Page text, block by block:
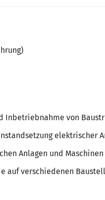
Inbetriebnahme von
elektrischer
Anlagen und Maschinen
auf verschiedenen